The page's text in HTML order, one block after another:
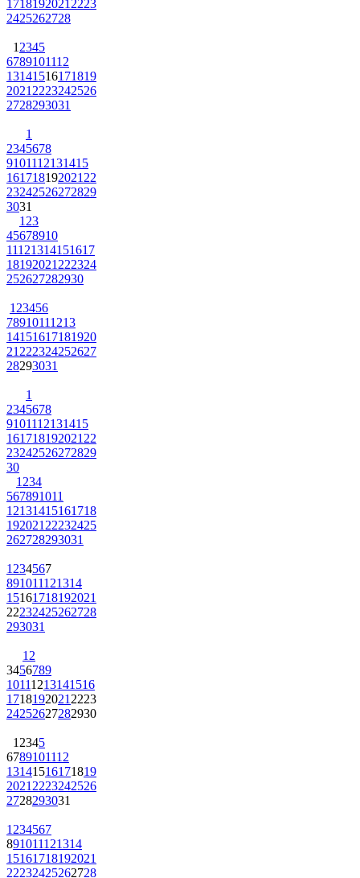
1718192021 2223
2425262728
1 2345
6789101112
13141516171819
2021 2223242526
2728293031
1
2345678
9101112131415
161718192021 22
23242526272829
3031
1 23
45678910
11121314151617
18192021 222324
252627282930
1 23456
78910111213
14151617181920
21 222324252627
28293031
1
2345678
9101112131415
161718192021 22
23242526272829
30
1 234
567891011
12131415161718
192021 22232425
262728293031
1 234567
891011121314
15161718192021
22232425262728
293031
1 2
3456789
10111213141516
1718192021 2223
24252627282930
1 2345
6789101112
13141516171819
2021 2223242526
2728293031
1 234567
891011121314
15161718192021
22232425262728